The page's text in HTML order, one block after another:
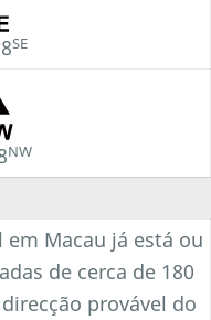
SE
NW
Macau já está ou
de cerca de 180
provável do